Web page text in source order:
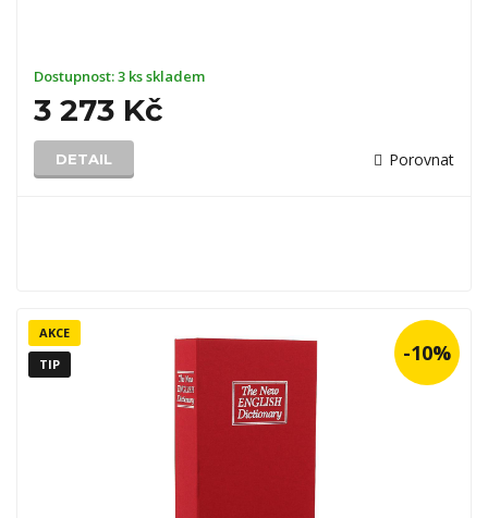
Dostupnost:3 ks skladem
3 273 Kč
DETAIL Porovnat
AKCE
TIP
-10%